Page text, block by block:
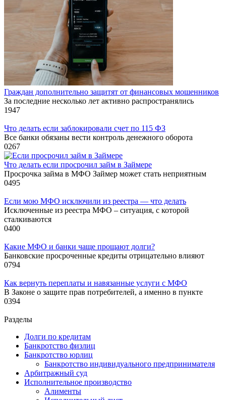
Граждан дополнительно защитят от финансовых мошенников
За последние несколько лет активно распространялись
1947
Что делать если заблокировали счет по 115 ФЗ
Все банки обязаны вести контроль денежного оборота
0267
Что делать если просрочил займ в Займере
Просрочка займа в МФО Займер может стать неприятным
0495
Если мою МФО исключили из реестра — что делать
Исключенные из реестра МФО – ситуация, с которой
сталкиваются
0400
Какие МФО и банки чаще прощают долги?
Банковские просроченные кредиты отрицательно влияют
0794
Как вернуть переплаты и навязанные услуги с МФО
В Законе о защите прав потребителей, а именно в пункте
0394
Разделы
Долги по кредитам
Банкротство физлиц
Банкротство юрлиц
Банкротство индивидуального предпринимателя
Арбитражный суд
Исполнительное производство
Алименты